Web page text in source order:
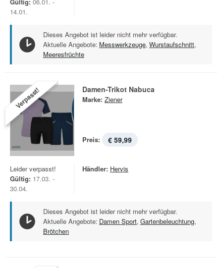
14.01.
Dieses Angebot ist leider nicht mehr verfügbar.
Aktuelle Angebote: Messwerkzeuge, Wurstaufschnitt,
Meeresfrüchte
Verpasst! Damen-Trikot Nabuca
Marke: Ziener
Preis: € 59,99
Leider verpasst!
Gültig: 17.03. -
30.04.
Händler: Hervis
Dieses Angebot ist leider nicht mehr verfügbar.
Aktuelle Angebote: Damen Sport, Gartenbeleuchtung,
Brötchen